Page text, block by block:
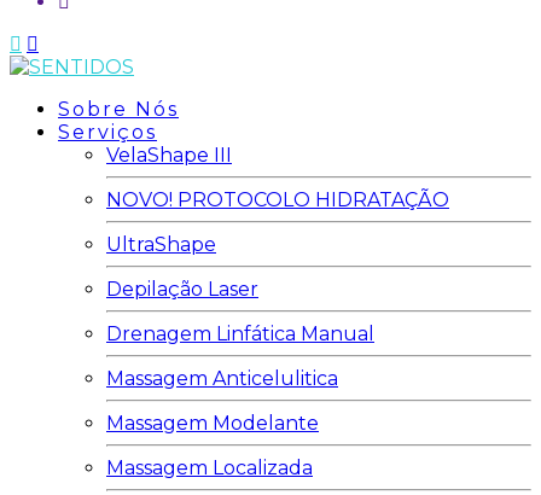
Sobre Nós
Serviços
VelaShape III
NOVO! PROTOCOLO HIDRATAÇÃO
UltraShape
Depilação Laser
Drenagem Linfática Manual
Massagem Anticelulitica
Massagem Modelante
Massagem Localizada